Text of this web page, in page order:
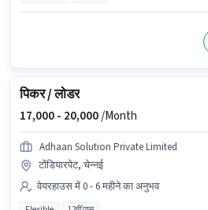
पिकर / लोडर
17,000 - 20,000/Month
Adhaan Solution Private Limited
टोंडियारपेट, चेन्नई
वेयरहाउस में 0 - 6 महीने का अनुभव